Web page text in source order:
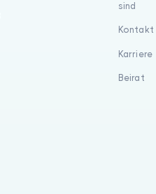
sind
Kontakt
Karriere
Beirat